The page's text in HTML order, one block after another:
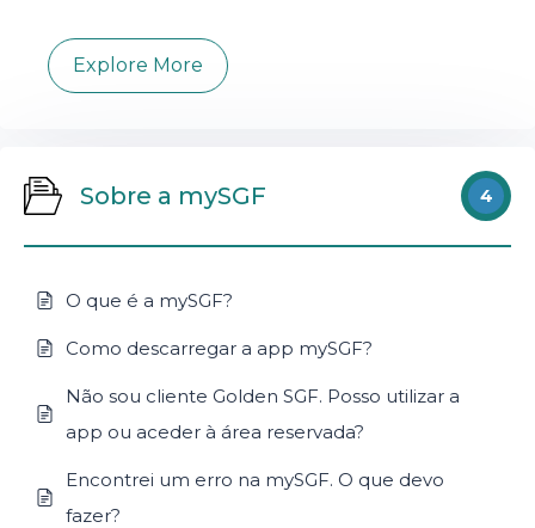
Explore More
Sobre a mySGF 4
O que é a mySGF?
Como descarregar a app mySGF?
Não sou cliente Golden SGF. Posso utilizar a
app ou aceder à área reservada?
Encontrei um erro na mySGF. O que devo
fazer?